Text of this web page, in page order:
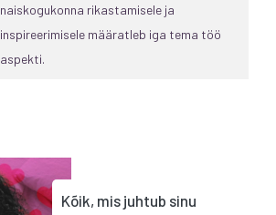
naiskogukonna rikastamisele ja
inspireerimisele määratleb iga tema töö
aspekti.
Kõik, mis juhtub sinu